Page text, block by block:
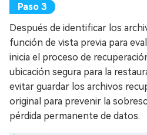
Después de identificar los
función de vista previa para
inicia el proceso de
ubicación segura para la
evitar guardar los archivos
original para prevenir la
pérdida permanente de datos.